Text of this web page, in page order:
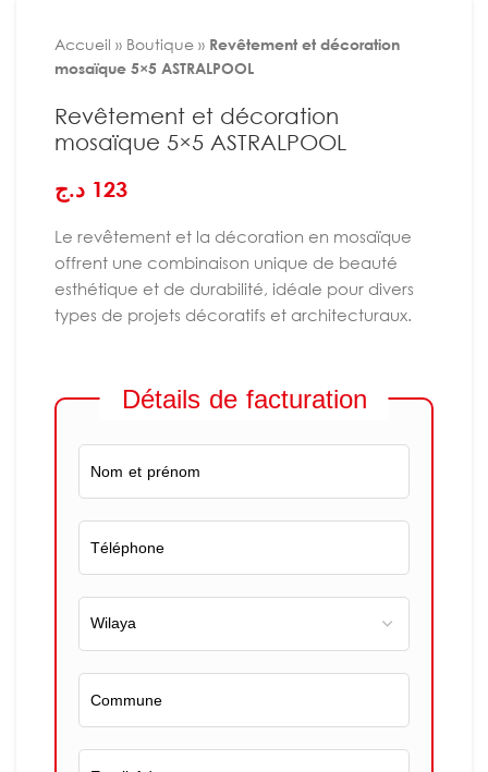
Accueil » Boutique » Revêtement et décoration
mosaïque 5×5 ASTRALPOOL
Revêtement et décoration
mosaïque 5×5 ASTRALPOOL
123 د.ج
Le revêtement et la décoration en mosaïque
offrent une combinaison unique de beauté
esthétique et de durabilité, idéale pour divers
types de projets décoratifs et architecturaux.
Détails de facturation